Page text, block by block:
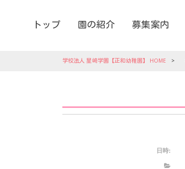
トップ 園の紹介 募集案内
学校法人 星崎学園【正和幼稚園】 HOME >
日時: